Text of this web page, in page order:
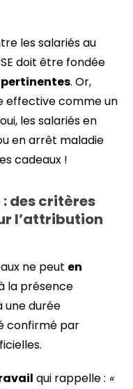
les salariés au
doit être fondée
. Or,
effective comme un
les salariés en
en arrêt maladie
cadeaux !
des critères
l’attribution
ne peut en
la présence
une durée
confirmé par
qui rappelle : «